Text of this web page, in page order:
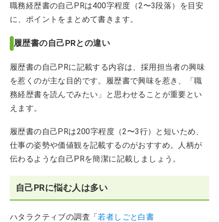
職務経歴書の自己PRは400字程度（2〜3段落）を目安
に、ポイントをまとめて書きます。
履歴書の自己PRとの違い
履歴書の自己PRに記載する内容は、採用担当者の興味
を惹くのが主な目的です。履歴書で興味を惹き、「職
務経歴書を読んでみたい」と思わせることが重要とい
えます。
履歴書の自己PRは200字程度（2〜3行）と短いため、
仕事の姿勢や価値観を記載するのがおすすめ。人柄が
伝わるような自己PRを簡潔に記載しましょう。
自己PRに悩む人は多い
ハタラクティブの調査「若者しごと白書